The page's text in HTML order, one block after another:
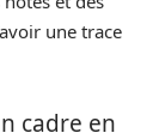
une trace
cadre en